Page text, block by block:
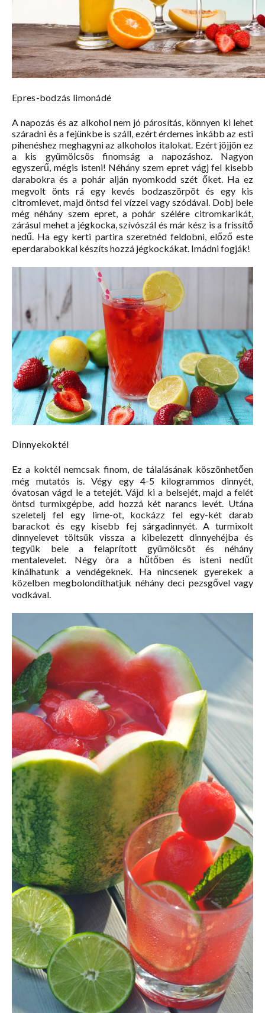
Epres-bodzás limonádé
A napozás és az alkohol nem jó párosítás, könnyen ki lehet
száradni és a fejünkbe is száll, ezért érdemes inkább az esti
pihenéshez meghagyni az alkoholos italokat. Ezért jöjjön ez
a kis gyümölcsös finomság a napozáshoz. Nagyon
egyszerű, mégis isteni! Néhány szem epret vágj fel kisebb
darabokra és a pohár alján nyomkodd szét őket. Ha ez
megvolt önts rá egy kevés bodzaszörpöt és egy kis
citromlevet, majd öntsd fel vízzel vagy szódával. Dobj bele
még néhány szem epret, a pohár szélére citromkarikát,
zárásul mehet a jégkocka, szívószál és már kész is a frissítő
nedű. Ha egy kerti partira szeretnéd feldobni, előző este
eperdarabokkal készíts hozzá jégkockákat. Imádni fogják!
Dinnyekoktél
Ez a koktél nemcsak finom, de tálalásának köszönhetően
még mutatós is. Végy egy 4-5 kilogrammos dinnyét,
óvatosan vágd le a tetejét. Vájd ki a belsejét, majd a felét
öntsd turmixgépbe, add hozzá két narancs levét. Utána
szeletelj fel egy lime-ot, kockázz fel egy-két darab
barackot és egy kisebb fej sárgadinnyét. A turmixolt
dinnyelevet töltsük vissza a kibelezett dinnyehéjba és
tegyük bele a felaprított gyümölcsöt és néhány
mentalevelet. Négy óra a hűtőben és isteni nedűt
kínálhatunk a vendégeknek. Ha nincsenek gyerekek a
közelben megbolondíthatjuk néhány deci pezsgővel vagy
vodkával.